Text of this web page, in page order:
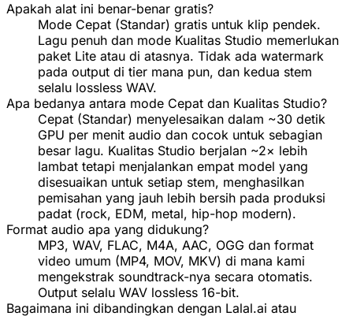
Apakah alat ini benar-benar gratis?
Mode Cepat (Standar) gratis untuk klip pendek.
Lagu penuh dan mode Kualitas Studio memerlukan
paket Lite atau di atasnya. Tidak ada watermark
pada output di tier mana pun, dan kedua stem
selalu lossless WAV.
Apa bedanya antara mode Cepat dan Kualitas Studio?
Cepat (Standar) menyelesaikan dalam ~30 detik
GPU per menit audio dan cocok untuk sebagian
besar lagu. Kualitas Studio berjalan ~2× lebih
lambat tetapi menjalankan empat model yang
disesuaikan untuk setiap stem, menghasilkan
pemisahan yang jauh lebih bersih pada produksi
padat (rock, EDM, metal, hip-hop modern).
Format audio apa yang didukung?
MP3, WAV, FLAC, M4A, AAC, OGG dan format
video umum (MP4, MOV, MKV) di mana kami
mengekstrak soundtrack-nya secara otomatis.
Output selalu WAV lossless 16-bit.
Bagaimana ini dibandingkan dengan Lalal.ai atau